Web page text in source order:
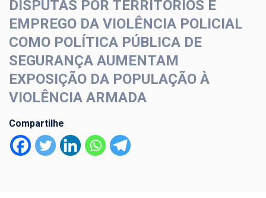
DISPUTAS POR TERRITÓRIOS E
EMPREGO DA VIOLÊNCIA POLICIAL
COMO POLÍTICA PÚBLICA DE
SEGURANÇA AUMENTAM
EXPOSIÇÃO DA POPULAÇÃO À
VIOLÊNCIA ARMADA
Compartilhe